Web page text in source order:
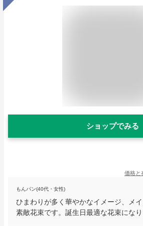
ショップでみる
価格と
もんパン(40代・女性)
ひまわりが多く華やかなイメージ、メ
素敵花束です。誕生日最適な花束になり